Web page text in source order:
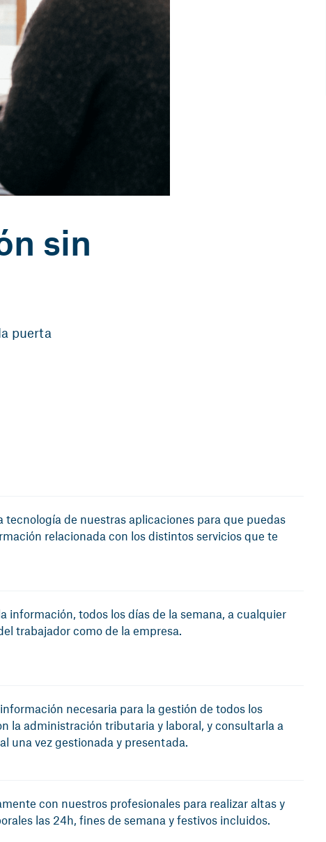
sin
puerta
tecnología de nuestras aplicaciones para que puedas
relacionada con los distintos servicios que te
información, todos los días de la semana, a cualquier
trabajador como de la empresa.
necesaria para la gestión de todos los
la administración tributaria y laboral, y consultarla a
una vez gestionada y presentada.
con nuestros profesionales para realizar altas y
las 24h, fines de semana y festivos incluidos.